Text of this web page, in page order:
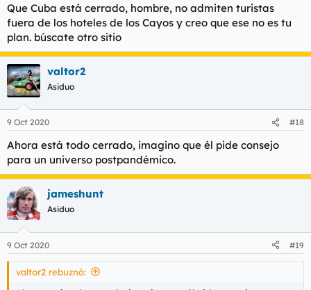
:
Que Cuba está cerrado, hombre, no admiten turistas
fuera de los hoteles de los Cayos y creo que ese no es tu
plan. búscate otro sitio
valtor2
Asiduo
9 Oct 2020 #18
Ahora está todo cerrado, imagino que él pide consejo
para un universo postpandémico.
jameshunt
Asiduo
9 Oct 2020 #19
valtor2 rebuznó: